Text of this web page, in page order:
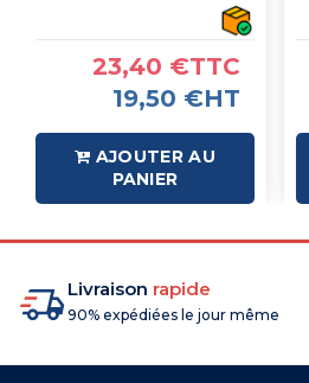
23,40 €TTC
19,50 €HT
AJOUTER AU
PANIER
Livraison rapide
90% expédiées le jour même